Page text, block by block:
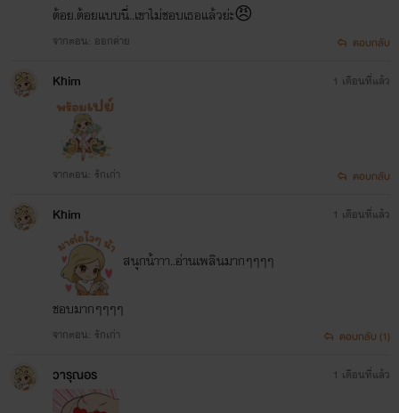
ต้อย.ต้อยแบบนี่..เขาไม่ชอบเธอแล้วย่ะ😠
จากตอน: ออกค่าย ตอบกลับ
Khim
จากตอน: รักเก่า
1 เดือนที่แล้ว
ตอบกลับ
Khim
สนุกน้าาา..อ่านเพลินมากๆๆๆๆ
ชอบมากๆๆๆๆ
จากตอน: รักเก่า
1 เดือนที่แล้ว
ตอบกลับ (1)
วารุณอร 1 เดือนที่แล้ว